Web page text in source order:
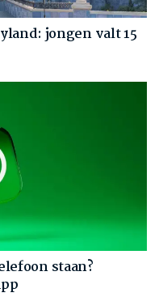
jongen valt 15
staan?